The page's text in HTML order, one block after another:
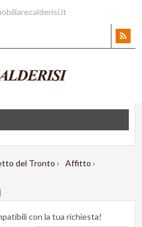
del Tronto › Affitto ›
con la tua richiesta!